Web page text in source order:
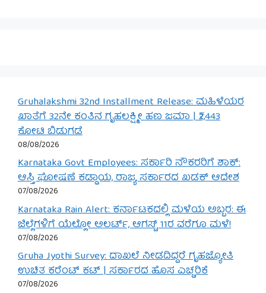
Gruhalakshmi 32nd Installment Release: ಮಹಿಳೆಯರ
ಖಾತೆಗೆ 32ನೇ ಕಂತಿನ ಗೃಹಲಕ್ಷ್ಮೀ ಹಣ ಜಮಾ | ₹2,443
ಕೋಟಿ ಬಿಡುಗಡೆ
08/08/2026
Karnataka Govt Employees: ಸರ್ಕಾರಿ ನೌಕರರಿಗೆ ಶಾಕ್:
ಆಸ್ತಿ ಘೋಷಣೆ ಕಡ್ಡಾಯ, ರಾಜ್ಯ ಸರ್ಕಾರದ ಖಡಕ್ ಆದೇಶ
07/08/2026
Karnataka Rain Alert: ಕರ್ನಾಟಕದಲ್ಲಿ ಮಳೆಯ ಅಬ್ಬರ: ಈ
ಜಿಲ್ಲೆಗಳಿಗೆ ಯೆಲ್ಲೋ ಅಲರ್ಟ್, ಆಗಸ್ಟ್ 11ರ ವರೆಗೂ ಮಳೆ!
07/08/2026
Gruha Jyothi Survey: ದಾಖಲೆ ನೀಡದಿದ್ದರೆ ಗೃಹಜ್ಯೋತಿ
ಉಚಿತ ಕರೆಂಟ್ ಕಟ್ | ಸರ್ಕಾರದ ಹೊಸ ಎಚ್ಚರಿಕೆ
07/08/2026